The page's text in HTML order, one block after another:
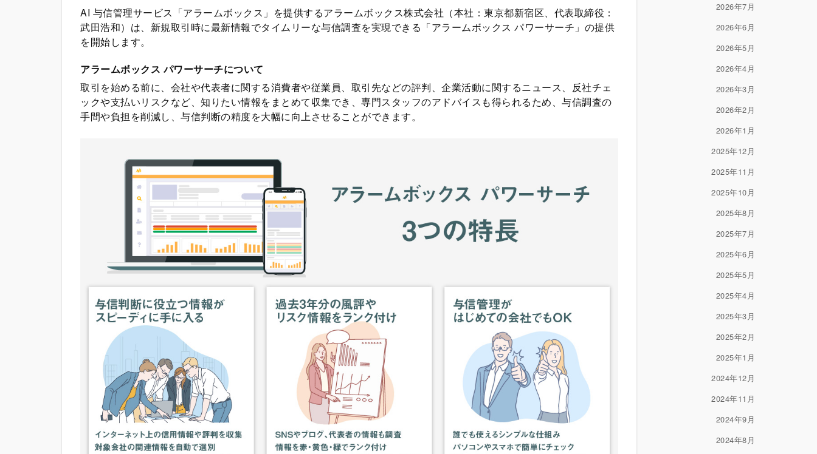
AI 与信管理サービス「アラームボックス」を提供するアラームボックス株式会社（本社：東京都新宿区、代表取締役：
武田浩和）は、新規取引時に最新情報でタイムリーな与信調査を実現できる「アラームボックス パワーサーチ」の提供
を開始します。
アラームボックス パワーサーチについて
取引を始める前に、会社や代表者に関する消費者や従業員、取引先などの評判、企業活動に関するニュース、反社チェ
ックや支払いリスクなど、知りたい情報をまとめて収集でき、専門スタッフのアドバイスも得られるため、与信調査の
手間や負担を削減し、与信判断の精度を大幅に向上させることができます。
2026年7月
2026年6月
2026年5月
2026年4月
2026年3月
2026年2月
2026年1月
2025年12月
2025年11月
2025年10月
2025年8月
2025年7月
2025年6月
2025年5月
2025年4月
2025年3月
2025年2月
2025年1月
2024年12月
2024年11月
2024年9月
2024年8月